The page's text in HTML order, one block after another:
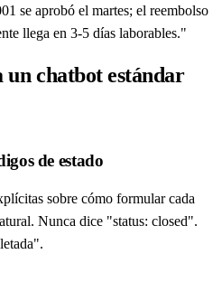
se aprobó el martes; el reembolso
llega en 3-5 días laborables."
un chatbot estándar
de estado
sobre cómo formular cada
Nunca dice "status: closed".